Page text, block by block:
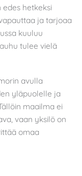
hetkeksi
ja tarjoaa
kuuluu
tulee vielä
avulla
yläpuolelle ja
maailma ei
vaan yksilö on
omaa